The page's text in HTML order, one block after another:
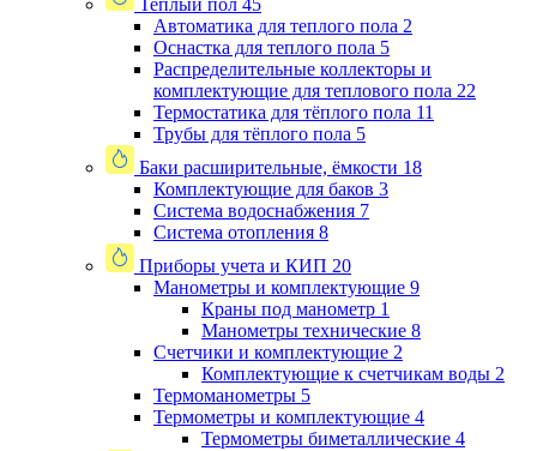
Теплый пол 45
Автоматика для теплого пола 2
Оснастка для теплого пола 5
Распределительные коллекторы и
комплектующие для теплового пола 22
Термостатика для тёплого пола 11
Трубы для тёплого пола 5
Баки расширительные, ёмкости 18
Комплектующие для баков 3
Система водоснабжения 7
Система отопления 8
Приборы учета и КИП 20
Манометры и комплектующие 9
Краны под манометр 1
Манометры технические 8
Счетчики и комплектующие 2
Комплектующие к счетчикам воды 2
Термоманометры 5
Термометры и комплектующие 4
Термометры биметаллические 4